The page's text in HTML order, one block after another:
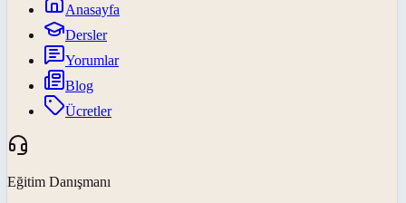
Anasayfa
Dersler
Yorumlar
Blog
Ücretler
Eğitim Danışmanı